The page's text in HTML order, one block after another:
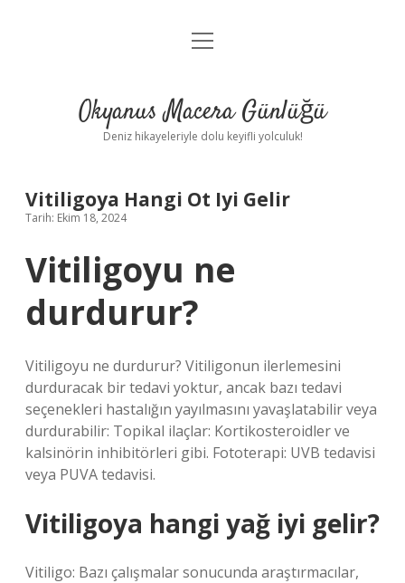
Anasayfa
Yasal Uyarı
menüyü
Okyanus Macera Günlüğü
Deniz hikayeleriyle dolu keyifli yolculuk!
Vitiligoya Hangi Ot Iyi Gelir
Tarih: Ekim 18, 2024
Vitiligoyu ne
durdurur?
Vitiligoyu ne durdurur? Vitiligonun ilerlemesini
durduracak bir tedavi yoktur, ancak bazı tedavi
seçenekleri hastalığın yayılmasını yavaşlatabilir veya
durdurabilir: Topikal ilaçlar: Kortikosteroidler ve
kalsinörin inhibitörleri gibi. Fototerapi: UVB tedavisi
veya PUVA tedavisi.
Vitiligoya hangi yağ iyi gelir?
Vitiligo: Bazı çalışmalar sonucunda araştırmacılar,